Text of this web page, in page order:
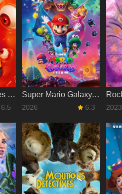
Des Minions et des monstres Super Mario Galaxy, le film
2026 6.3 2023